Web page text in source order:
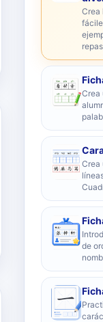
Crea
Crea
Crea
de